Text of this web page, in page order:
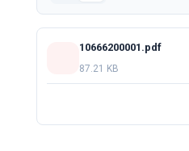
10666200001.pdf
87.21 KB